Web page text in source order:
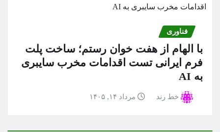
فناوری
با الهام از هفت خوان رستم؛ ساخت پلت
فرم ایرانی تست اقدامات مخرب سایبری
به AI
خط رند مرداد ۱۴, ۱۴۰۵